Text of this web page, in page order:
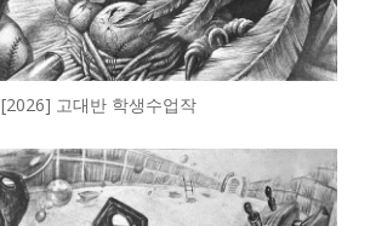
[2026] 고대반 학생수업작